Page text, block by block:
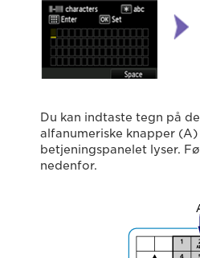
Du kan indtaste tegn på
alfanumeriske knapper (A)
betjeningspanelet lyser.
nedenfor.